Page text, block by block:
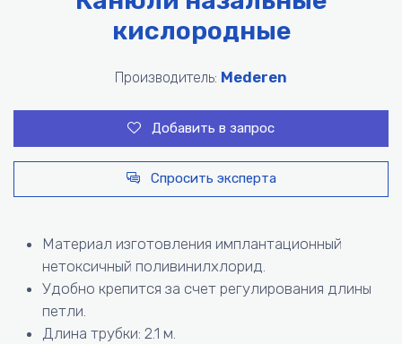
кислородные
Производитель: Mederen
Добавить в запрос
Спросить эксперта
Материал изготовления имплантационный
нетоксичный поливинилхлорид.
Удобно крепится за счет регулирования длины
петли.
Длина трубки: 2.1 м.